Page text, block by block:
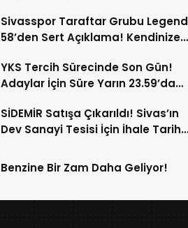
Sivasspor Taraftar Grubu Legend
58’den Sert Açıklama! Kendinize
YKS Tercih Sürecinde Son Gün!
Adaylar İçin Süre Yarın 23.59’da
SİDEMİR Satışa Çıkarıldı! Sivas’ın
Dev Sanayi Tesisi İçin İhale Tarihi
Benzine Bir Zam Daha Geliyor!